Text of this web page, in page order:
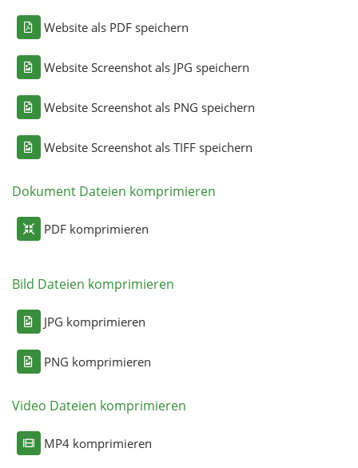
Website als PDF speichern
Website Screenshot als JPG speichern
Website Screenshot als PNG speichern
Website Screenshot als TIFF speichern
Dokument Dateien komprimieren
PDF komprimieren
Bild Dateien komprimieren
JPG komprimieren
PNG komprimieren
Video Dateien komprimieren
MP4 komprimieren